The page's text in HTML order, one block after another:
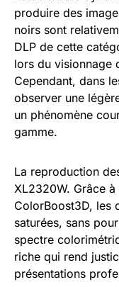
produire des
noirs sont
DLP de cette
lors du visionnage
Cependant, dans
observer une
un phénomène
gamme.
La reproduction
XL2320W. Grâce
ColorBoost3D, les
saturées, sans
spectre
riche qui rend
présentations